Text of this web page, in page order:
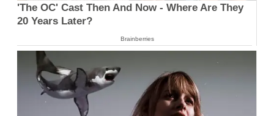
'The OC' Cast Then And Now - Where Are They
20 Years Later?
Brainberries